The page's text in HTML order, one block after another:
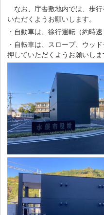
なお、庁舎敷地内では、歩
いただくようお願いします。
・自動車は、徐行運転（約時
・自転車は、スロープ、ウッ
押していただくようお願いしま